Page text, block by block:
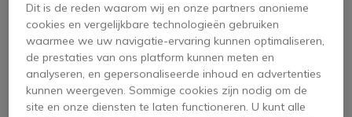
1 product
Dit is de reden waarom wij en onze partners anonieme
cookies en vergelijkbare technologieën gebruiken
waarmee we uw navigatie-ervaring kunnen optimaliseren,
de prestaties van ons platform kunnen meten en
analyseren, en gepersonaliseerde inhoud en advertenties
kunnen weergeven. Sommige cookies zijn nodig om de
site en onze diensten te laten functioneren. U kunt alle